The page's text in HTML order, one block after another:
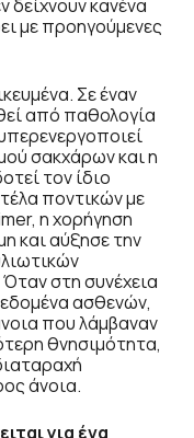
κανένα
με προηγούμενες
Σε έναν
από παθολογία
σακχάρων και η
τον ίδιο
ποντικών με
η χορήγηση
και αύξησε την
στη συνέχεια
ασθενών,
που λάμβαναν
θνησιμότητα,
άνοια.
για ένα